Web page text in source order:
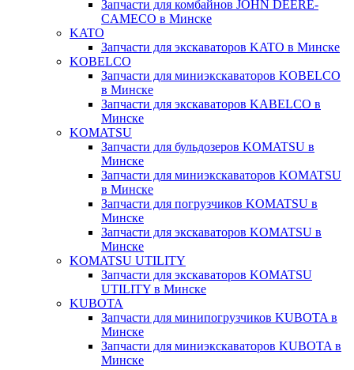
Запчасти для комбайнов JOHN DEERE-
CAMECO в Минске
KATO
Запчасти для экскаваторов KATO в Минске
KOBELCO
Запчасти для миниэкскаваторов KOBELCO
в Минске
Запчасти для экскаваторов KABELCO в
Минске
KOMATSU
Запчасти для бульдозеров KOMATSU в
Минске
Запчасти для миниэкскаваторов KOMATSU
в Минске
Запчасти для погрузчиков KOMATSU в
Минске
Запчасти для экскаваторов KOMATSU в
Минске
KOMATSU UTILITY
Запчасти для экскаваторов KOMATSU
UTILITY в Минске
KUBOTA
Запчасти для минипогрузчиков KUBOTA в
Минске
Запчасти для миниэкскаваторов KUBOTA в
Минске